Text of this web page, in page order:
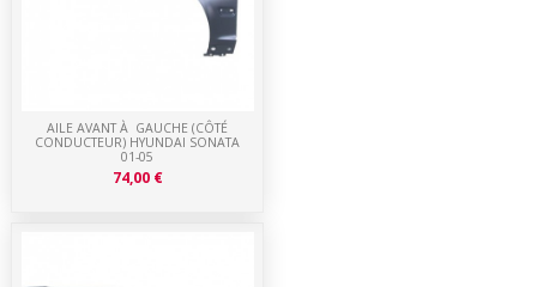
AILE AVANT À GAUCHE (CÔTÉ
CONDUCTEUR) HYUNDAI SONATA
01-05
74,00 €